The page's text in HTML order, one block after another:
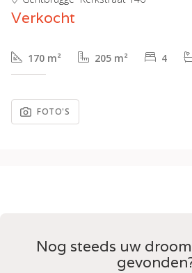
Verkocht
170 m² 205 m² 4
FOTO'S
Nog steeds uw